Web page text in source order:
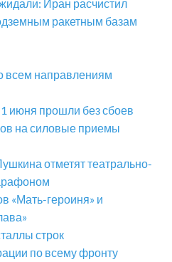
Иран расчистил
ракетным базам
всем направлениям
июня прошли без сбоев
на силовые приемы
отметят театрально-
«Мать-героиня» и
строк
по всему фронту